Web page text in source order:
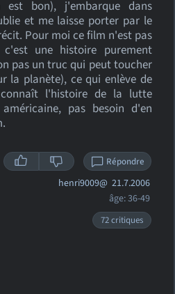
bon), j'embarque dans
et me laisse porter par le
Pour moi ce film n'est pas
c'est une histoire purement
pas un truc qui peut toucher
la planète), ce qui enlève de
l'histoire de la lutte
pas besoin d'en
Répondre
henri9009@ 21.7.2006
âge: 36-49
72 critiques